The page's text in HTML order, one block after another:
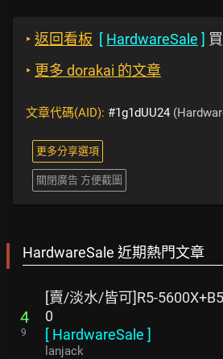
‣ 返回看板 [ HardwareSale ]
‣ 更多 dorakai 的文章
文章代碼(AID): #1g1dUU24
更多分享選項
關閉廣告 方便截圖
HardwareSale 近期熱門文章
4
9
[賣/淡水/皆可]R5-
0
[ HardwareSale ]
lanjack